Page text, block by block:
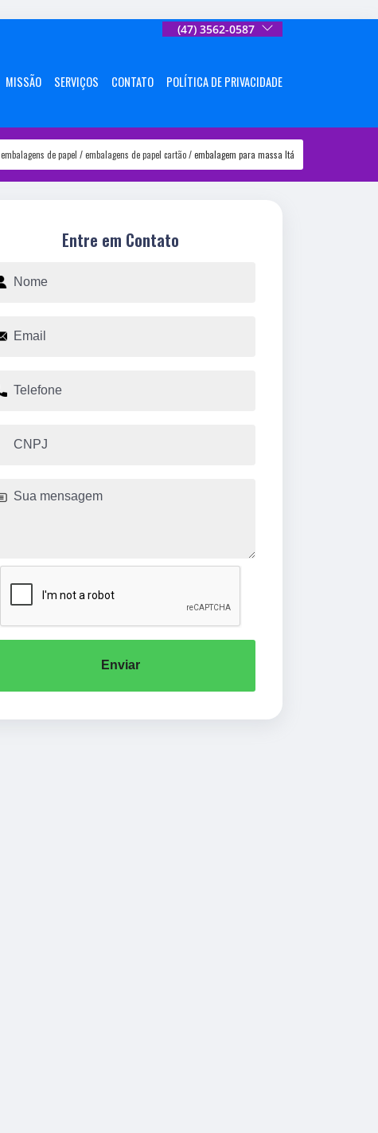
(47) 3562-0587
MISSÃO SERVIÇOS CONTATO POLÍTICA DE PRIVACIDADE
embalagens de papel embalagens de papel cartão embalagem para massa Itá
Entre em Contato
Enviar